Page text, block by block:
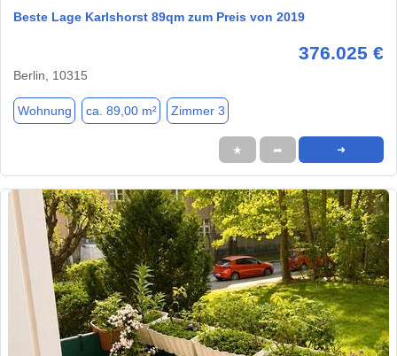
Beste Lage Karlshorst 89qm zum Preis von 2019
376.025 €
Berlin, 10315
Wohnung ca. 89,00 m² Zimmer 3
★ ➦ ➜